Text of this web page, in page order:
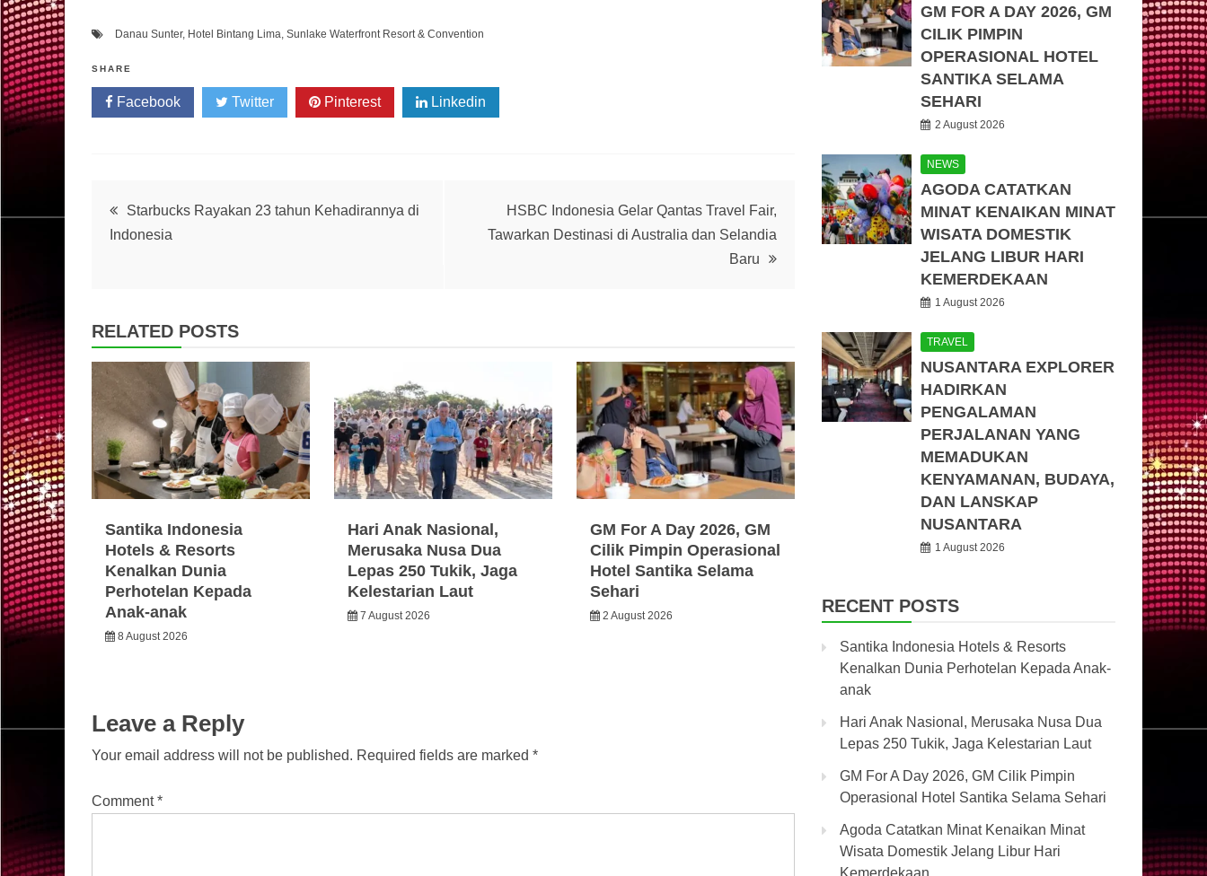
Danau Sunter, Hotel Bintang Lima, Sunlake Waterfront Resort & Convention
SHARE
Facebook Twitter Pinterest Linkedin
Post
Starbucks Rayakan 23 tahun Kehadirannya di
Indonesia
HSBC Indonesia Gelar Qantas Travel Fair,
Tawarkan Destinasi di Australia dan Selandia
Baru
RELATED POSTS
Santika Indonesia
Hotels & Resorts
Kenalkan Dunia
Perhotelan Kepada
Anak-anak
8 August 2026
Hari Anak Nasional,
Merusaka Nusa Dua
Lepas 250 Tukik, Jaga
Kelestarian Laut
7 August 2026
GM For A Day 2026, GM
Cilik Pimpin Operasional
Hotel Santika Selama
Sehari
2 August 2026
Leave a Reply
Your email address will not be published. Required fields are marked *
Comment*
GM FOR A DAY 2026, GM
CILIK PIMPIN
OPERASIONAL HOTEL
SANTIKA SELAMA
SEHARI
2 August 2026
NEWS
AGODA CATATKAN
MINAT KENAIKAN MINAT
WISATA DOMESTIK
JELANG LIBUR HARI
KEMERDEKAAN
1 August 2026
TRAVEL
NUSANTARA EXPLORER
HADIRKAN
PENGALAMAN
PERJALANAN YANG
MEMADUKAN
KENYAMANAN, BUDAYA,
DAN LANSKAP
NUSANTARA
1 August 2026
RECENT POSTS
Santika Indonesia Hotels & Resorts
Kenalkan Dunia Perhotelan Kepada Anak-
anak
Hari Anak Nasional, Merusaka Nusa Dua
Lepas 250 Tukik, Jaga Kelestarian Laut
GM For A Day 2026, GM Cilik Pimpin
Operasional Hotel Santika Selama Sehari
Agoda Catatkan Minat Kenaikan Minat
Wisata Domestik Jelang Libur Hari